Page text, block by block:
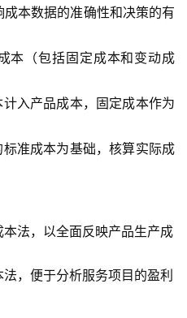
本数据的准确性和决策的有
本（包括固定成本和变动成
计入产品成本，固定成本作为
标准成本为基础，核算实际成
本法，以全面反映产品生产成
，便于分析服务项目的盈利